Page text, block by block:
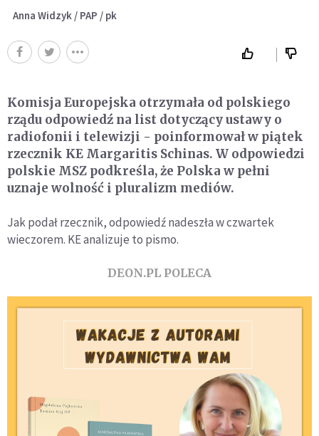
Anna Widzyk / PAP / pk
Komisja Europejska otrzymała od polskiego
rządu odpowiedź na list dotyczący ustawy o
radiofonii i telewizji - poinformował w piątek
rzecznik KE Margaritis Schinas. W odpowiedzi
polskie MSZ podkreśla, że Polska w pełni
uznaje wolność i pluralizm mediów.
Jak podał rzecznik, odpowiedź nadeszła w czwartek
wieczorem. KE analizuje to pismo.
DEON.PL POLECA